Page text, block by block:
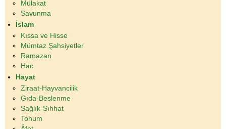
Mülakat
Savunma
İslam
Kıssa ve Hisse
Mümtaz Şahsiyetler
Ramazan
Hac
Hayat
Ziraat-Hayvancilik
Gıda-Beslenme
Sağlık-Sıhhat
Tohum